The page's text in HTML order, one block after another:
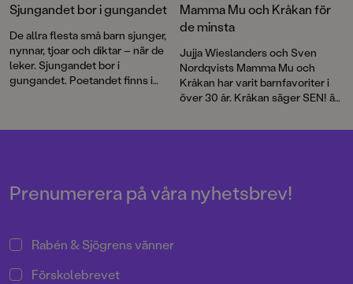
Sjungandet bor i gungandet
De allra flesta små barn sjunger,
nynnar, tjoar och diktar – när de
leker. Sjungandet bor i
gungandet. Poetandet finns i
Mamma Mu och Kråkan för
de minsta
Jujja Wieslanders och Sven
Nordqvists Mamma Mu och
Kråkan har varit barnfavoriter i
över 30 år. Kråkan säger SEN! är
de allra yngsta läsarna.
Prenumerera på våra nyhetsbrev!
Rabén & Sjögrens vänner
Förskolebrevet